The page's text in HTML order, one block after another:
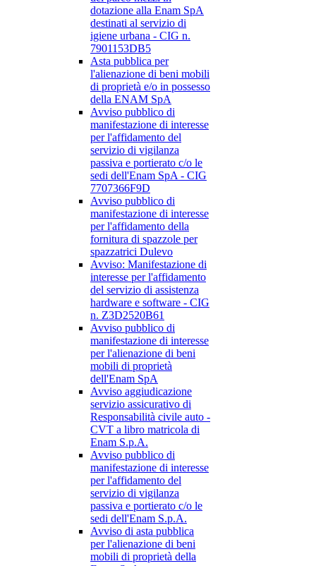
dotazione alla Enam SpA
destinati al servizio di
igiene urbana - CIG n.
7901153DB5
Asta pubblica per
l'alienazione di beni mobili
di proprietà e/o in possesso
della ENAM SpA
Avviso pubblico di
manifestazione di interesse
per l'affidamento del
servizio di vigilanza
passiva e portierato c/o le
sedi dell'Enam SpA - CIG
7707366F9D
Avviso pubblico di
manifestazione di interesse
per l'affidamento della
fornitura di spazzole per
spazzatrici Dulevo
Avviso: Manifestazione di
interesse per l'affidamento
del servizio di assistenza
hardware e software - CIG
n. Z3D2520B61
Avviso pubblico di
manifestazione di interesse
per l'alienazione di beni
mobili di proprietà
dell'Enam SpA
Avviso aggiudicazione
servizio assicurativo di
Responsabilità civile auto -
CVT a libro matricola di
Enam S.p.A.
Avviso pubblico di
manifestazione di interesse
per l'affidamento del
servizio di vigilanza
passiva e portierato c/o le
sedi dell'Enam S.p.A.
Avviso di asta pubblica
per l'alienazione di beni
mobili di proprietà della